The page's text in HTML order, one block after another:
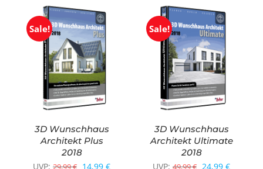
Sale!
3D Wunschhaus
Architekt Plus
2018
UVP: 29,99€ Ursprünglicher
14,99 €Aktueller
Sale!
3D Wunschhaus
Architekt Ultimate
2018
UVP: 49,99€ Ursprünglicher
24,99 €